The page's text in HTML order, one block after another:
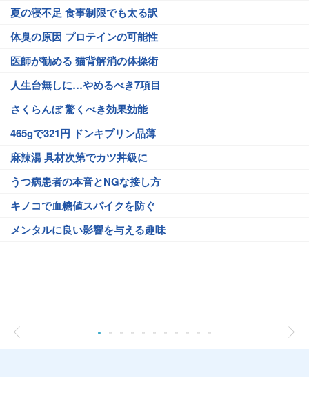
夏の寝不足 食事制限でも太る訳
体臭の原因 プロテインの可能性
医師が勧める 猫背解消の体操術
人生台無しに…やめるべき7項目
さくらんぼ 驚くべき効果効能
465gで321円 ドンキプリン品薄
麻辣湯 具材次第でカツ丼級に
うつ病患者の本音とNGな接し方
キノコで血糖値スパイクを防ぐ
メンタルに良い影響を与える趣味